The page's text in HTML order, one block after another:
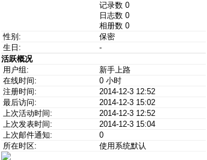
记录数 0
日志数 0
相册数 0
性别:
保密
生日:
-
活跃概况
用户组:
新手上路
在线时间:
0 小时
注册时间:
2014-12-3 12:52
最后访问:
2014-12-3 15:02
上次活动时间:
2014-12-3 12:52
上次发表时间:
2014-12-3 15:04
上次邮件通知:
0
所在时区:
使用系统默认